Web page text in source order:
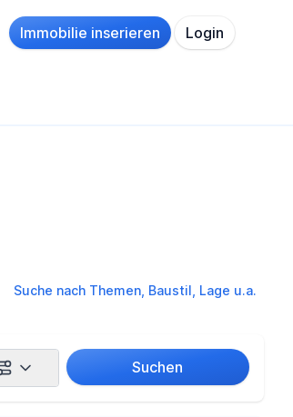
Immobilie inserieren Login
Suche nach Themen, Baustil, Lage u.a.
Suchen